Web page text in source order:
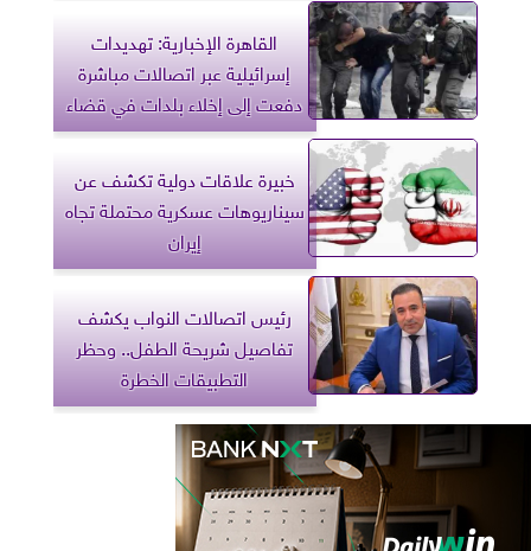
القاهرة الإخبارية: تهديدات
إسرائيلية عبر اتصالات مباشرة
دفعت إلى إخلاء بلدات في قضاء
صور
خبيرة علاقات دولية تكشف عن
سيناريوهات عسكرية محتملة تجاه
إيران
رئيس اتصالات النواب يكشف
تفاصيل شريحة الطفل.. وحظر
التطبيقات الخطرة